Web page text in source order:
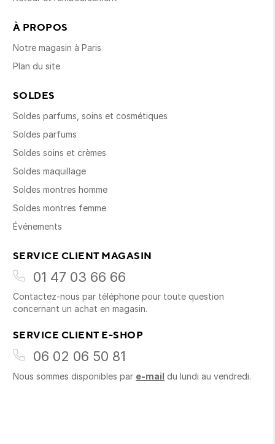
À PROPOS
Notre magasin à Paris
Plan du site
SOLDES
Soldes parfums, soins et cosmétiques
Soldes parfums
Soldes soins et crèmes
Soldes maquillage
Soldes montres homme
Soldes montres femme
Événements
SERVICE CLIENT MAGASIN
01 47 03 66 66
Contactez-nous par téléphone pour toute question
concernant un achat en magasin.
SERVICE CLIENT E-SHOP
06 02 06 50 81
Nous sommes disponibles par e-mail du lundi au vendredi.